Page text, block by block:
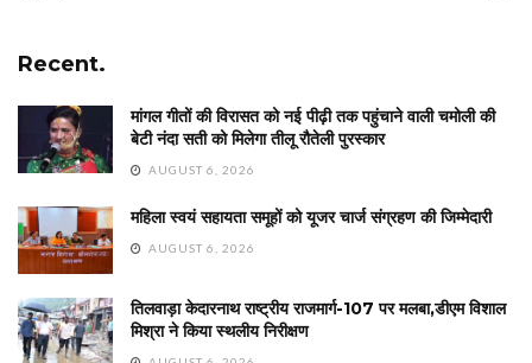
Recent.
मांगल गीतों की विरासत को नई पीढ़ी तक पहुंचाने वाली चमोली की
बेटी नंदा सती को मिलेगा तीलू रौतेली पुरस्कार
AUGUST 6, 2026
महिला स्वयं सहायता समूहों को यूजर चार्ज संग्रहण की जिम्मेदारी
AUGUST 6, 2026
तिलवाड़ा केदारनाथ राष्ट्रीय राजमार्ग-107 पर मलबा,डीएम विशाल
मिश्रा ने किया स्थलीय निरीक्षण